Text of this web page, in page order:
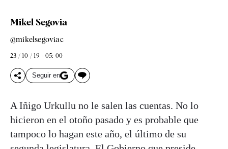
Mikel Segovia
@mikelsegoviac
23 / 10 / 19 - 05: 00
Seguir en
A Iñigo Urkullu no le salen las cuentas. No lo
hicieron en el otoño pasado y es probable que
tampoco lo hagan este año, el último de su